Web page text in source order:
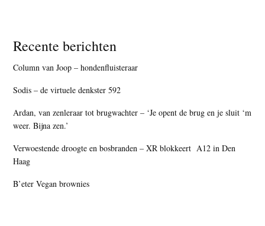
Recente berichten
Column van Joop – hondenfluisteraar
Sodis – de virtuele denkster 592
Ardan, van zenleraar tot brugwachter – ‘Je opent de brug en je sluit ‘m
weer. Bijna zen.’
Verwoestende droogte en bosbranden – XR blokkeert A12 in Den
Haag
B’eter Vegan brownies